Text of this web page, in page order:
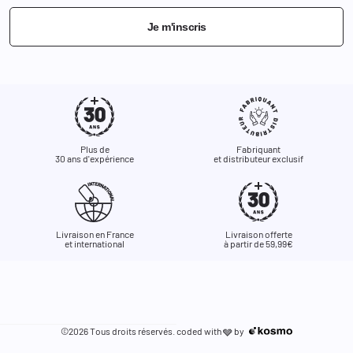
Je m'inscris
Plus de
30 ans d'expérience
Fabriquant
et distributeur exclusif
Livraison en France
et international
Livraison offerte
à partir de 59,99€
©2026 Tous droits réservés. coded with🩶 by